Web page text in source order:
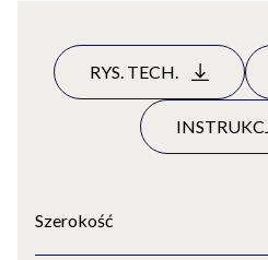
RYS. TECH.
Szerokość